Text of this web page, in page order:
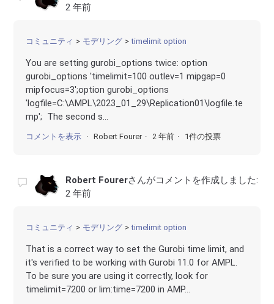
2 年前
コミュニティ モデリング timelimit option
You are setting gurobi_options twice: option
gurobi_options 'timelimit=100 outlev=1 mipgap=0
mipfocus=3';option gurobi_options
'logfile=C:\AMPL\2023_01_29\Replication01\logfile.te
mp'; The second s...
コメントを表示 Robert Fourer 2 年前 1件の投票
Robert Fourerさんがコメントを作成しました:
2 年前
コミュニティ モデリング timelimit option
That is a correct way to set the Gurobi time limit, and
it's verified to be working with Gurobi 11.0 for AMPL.
To be sure you are using it correctly, look for
timelimit=7200 or lim:time=7200 in AMP...